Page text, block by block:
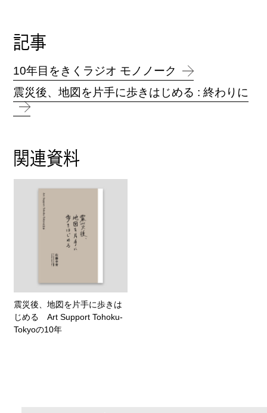
記事
10年目をきくラジオ モノノーク
震災後、地図を片手に歩きはじめる : 終わりに
関連資料
震災後、地図を片手に歩きは
じめる Art Support Tohoku-
Tokyoの10年